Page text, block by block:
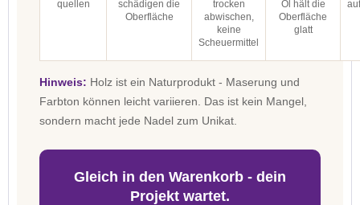
quellen
schädigen die
Oberfläche
trocken
abwischen,
keine
Scheuermittel
Öl hält die
Oberfläche
glatt
Hinweis: Holz ist ein Naturprodukt - Maserung und
Farbton können leicht variieren. Das ist kein Mangel,
sondern macht jede Nadel zum Unikat.
Gleich in den Warenkorb - dein
Projekt wartet.